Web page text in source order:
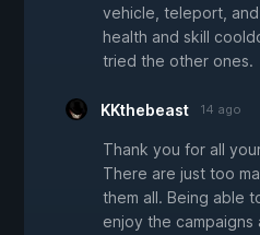
vehicle, teleport,
health and skill
tried the other ones.
KKthebeast 14 ago
Thank you for all
There are just too
them all. Being able
enjoy the